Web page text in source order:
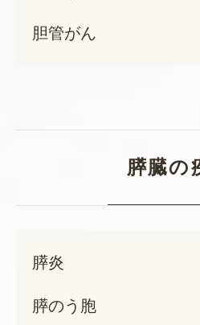
胆管がん
膵臓の
膵炎
膵のう胞